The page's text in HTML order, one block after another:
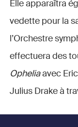
Elle apparaîtra
vedette pour la
l’Orchestre
effectuera des
Opheliaavec
Julius Drake à